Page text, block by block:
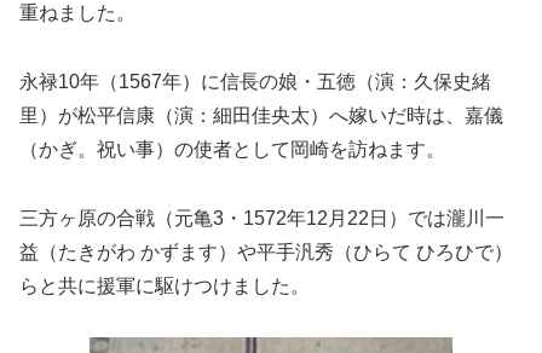
重ねました。
永禄10年（1567年）に信長の娘・五徳（演：久保史緒
里）が松平信康（演：細田佳央太）へ嫁いだ時は、嘉儀
（かぎ。祝い事）の使者として岡崎を訪ねます。
三方ヶ原の合戦（元亀3・1572年12月22日）では瀧川一
益（たきがわ かずます）や平手汎秀（ひらて ひろひで）
らと共に援軍に駆けつけました。